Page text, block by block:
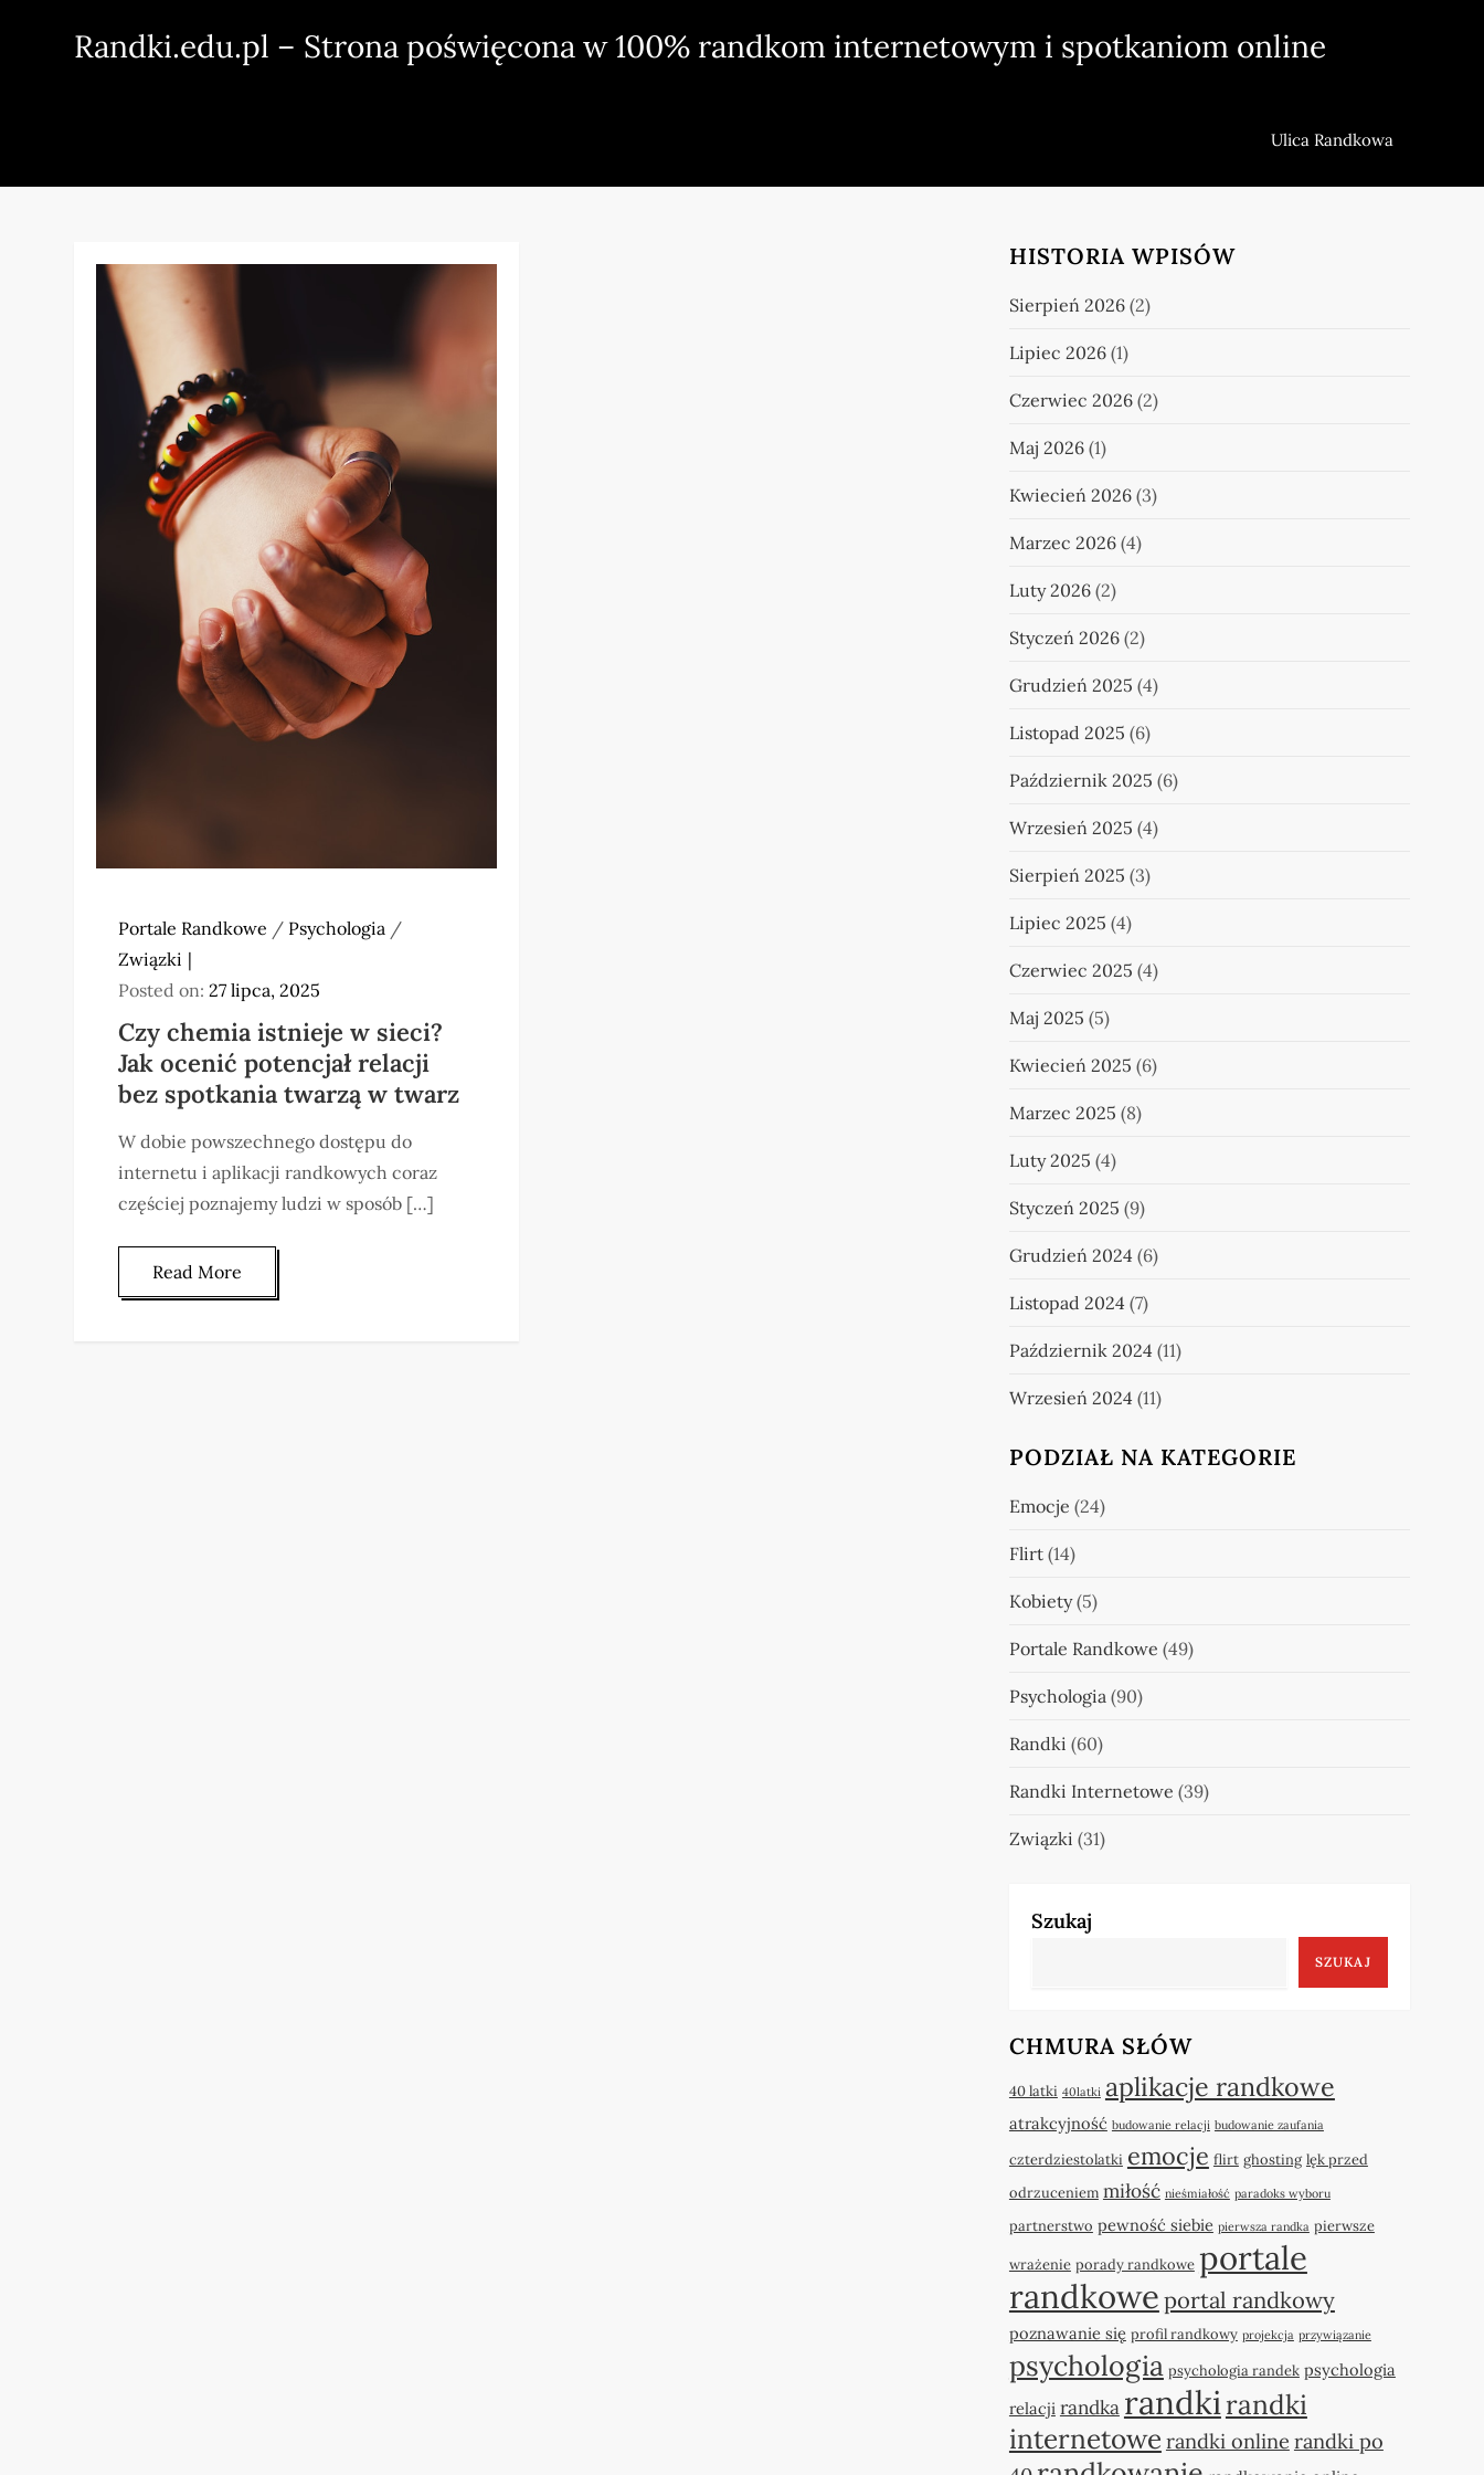
Randki.edu.pl – Strona poświęcona w 100% randkom internetowym i spotkaniom online
Ulica Randkowa
Portale Randkowe / Psychologia /
Związki
Posted on:27 lipca, 2025
Czy chemia istnieje w sieci?
Jak ocenić potencjał relacji
bez spotkania twarzą w twarz
W dobie powszechnego dostępu do
internetu i aplikacji randkowych coraz
częściej poznajemy ludzi w sposób […]
Read More
HISTORIA WPISÓW
Sierpień 2026(2)
Lipiec 2026(1)
Czerwiec 2026(2)
Maj 2026(1)
Kwiecień 2026(3)
Marzec 2026(4)
Luty 2026(2)
Styczeń 2026(2)
Grudzień 2025 (4)
Listopad 2025 (6)
Październik 2025 (6)
Wrzesień 2025 (4)
Sierpień 2025 (3)
Lipiec 2025 (4)
Czerwiec 2025 (4)
Maj 2025 (5)
Kwiecień 2025 (6)
Marzec 2025 (8)
Luty 2025 (4)
Styczeń 2025 (9)
Grudzień 2024(6)
Listopad 2024(7)
Październik 2024(11)
Wrzesień 2024(11)
PODZIAŁ NA KATEGORIE
Emocje (24)
Flirt(14)
Kobiety(5)
Portale Randkowe (49)
Psychologia(90)
Randki (60)
Randki Internetowe (39)
Związki (31)
Szukaj
SZUKAJ
CHMURA SŁÓW
40 latki 40latki aplikacje randkowe
atrakcyjność budowanie relacji budowanie zaufania
czterdziestolatki emocje flirt ghosting lęk przed
odrzuceniem miłość nieśmiałość paradoks wyboru
partnerstwo pewność siebie pierwsza randka pierwsze
wrażenie porady randkowe portale
randkoweportal randkowy
poznawanie się profil randkowy projekcja przywiązanie
psychologia psychologia randek psychologia
relacji randka randkirandki
internetowe randki online randki po